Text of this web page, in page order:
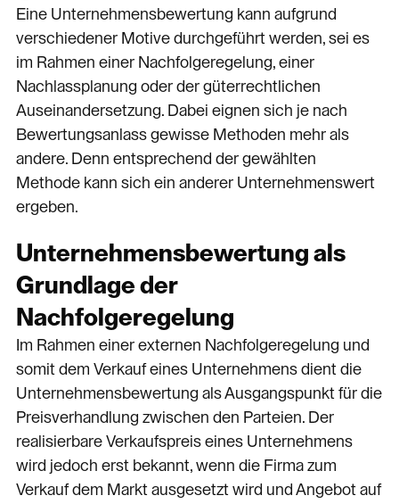
Eine Unternehmensbewertung kann aufgrund
verschiedener Motive durchgeführt werden, sei es
im Rahmen einer Nachfolgeregelung, einer
Nachlassplanung oder der güterrechtlichen
Auseinandersetzung. Dabei eignen sich je nach
Bewertungsanlass gewisse Methoden mehr als
andere. Denn entsprechend der gewählten
Methode kann sich ein anderer Unternehmenswert
ergeben.
Unternehmensbewertung als
Grundlage der
Nachfolgeregelung
Im Rahmen einer externen Nachfolgeregelung und
somit dem Verkauf eines Unternehmens dient die
Unternehmensbewertung als Ausgangspunkt für die
Preisverhandlung zwischen den Parteien. Der
realisierbare Verkaufspreis eines Unternehmens
wird jedoch erst bekannt, wenn die Firma zum
Verkauf dem Markt ausgesetzt wird und Angebot auf